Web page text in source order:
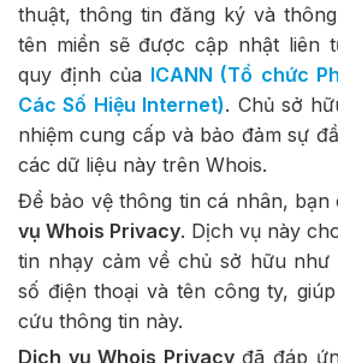
thuật, thông tin đăng ký và
tên miền sẽ được cập nhật liên
quy định của ICANN (Tổ chức
Các Số Hiệu Internet). Chủ sở
nhiệm cung cấp và bảo đảm sự
các dữ liệu này trên Whois.
Để bảo vệ thông tin cá nhân, bạn
vụ Whois Privacy. Dịch vụ này
tin nhạy cảm về chủ sở hữu như
số điện thoại và tên công ty,
cứu thông tin này.
Dịch vụ Whois Privacyđã đáp